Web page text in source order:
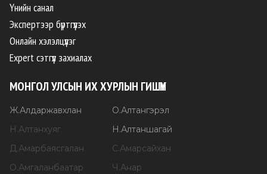
Үнийн санал
Экспертээр бүртгүүлэх
Онлайн хэлэлцүүлэг
Expert сэтгүүл захиалах
МОНГОЛ УЛСЫН ИХ ХУРЛЫН ГИШҮҮН
Ж.Алдаржавхлан О.Алтангэрэл
Н .Алтанхуяг Н .Алтаншагай
Д.Амарбаясгалан С.Амарсайхан
О.Амгаланбаатар Ч .Анар